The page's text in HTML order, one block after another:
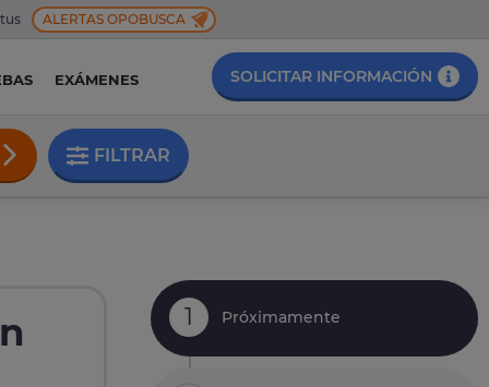
ALERTAS OPOBUSCA
EXÁMENES SOLICITAR INFORMACIÓN
FILTRAR
1 Próximamente